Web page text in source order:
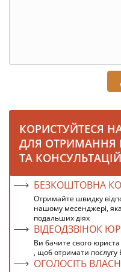
КОРИСТУЙТЕСЯ
ДЛЯ ОТРИМАННЯ
ТА КОНСУЛЬТАЦІЙ
БЕЗКОШТОВНА
Отримайте швидку
нашому месенджері,
подальших діях
ВІДЕОДЗВІНОК
Ви бачите свого
, щоб отримати послугу
ОГОЛОСІТЬ